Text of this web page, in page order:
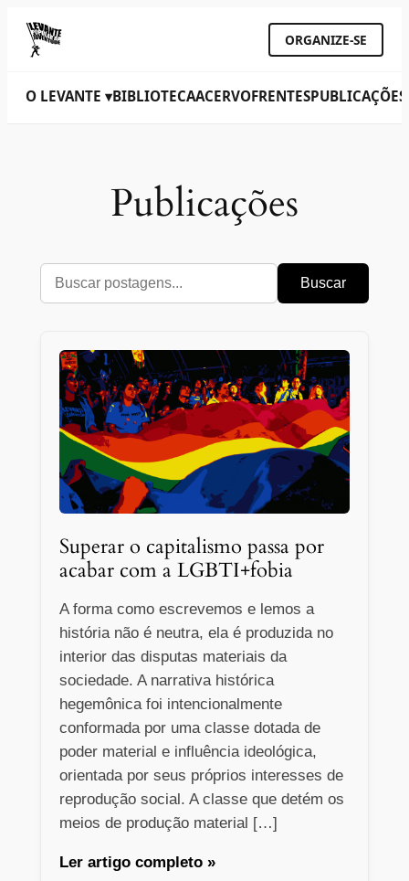
ORGANIZE-SE
O LEVANTE ▾BIBLIOTECAACERVOFRENTESPUBLICAÇÕES
Publicações
Buscar
Superar o capitalismo passa por
acabar com a LGBTI+fobia
A forma como escrevemos e lemos a
história não é neutra, ela é produzida no
interior das disputas materiais da
sociedade. A narrativa histórica
hegemônica foi intencionalmente
conformada por uma classe dotada de
poder material e influência ideológica,
orientada por seus próprios interesses de
reprodução social. A classe que detém os
meios de produção material […]
Ler artigo completo »